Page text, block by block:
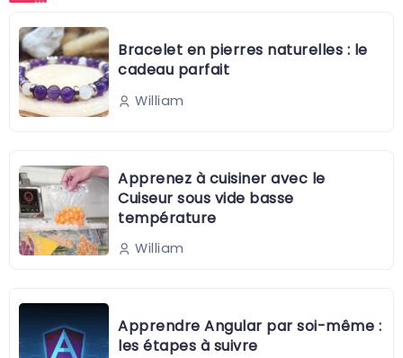
Bracelet en pierres naturelles : le
cadeau parfait
William
Apprenez à cuisiner avec le
Cuiseur sous vide basse
température
William
Apprendre Angular par soi-même :
les étapes à suivre